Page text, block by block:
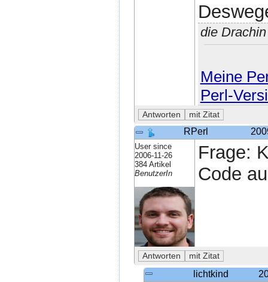
die
Meine
Perl-
RPerl
User since
2006-11-26
384 Artikel
BenutzerIn
Frage:
Code
lichtkind